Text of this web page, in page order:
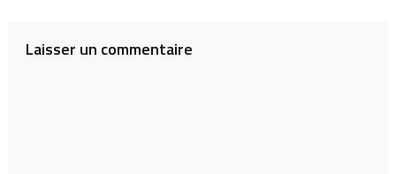
Laisser un commentaire